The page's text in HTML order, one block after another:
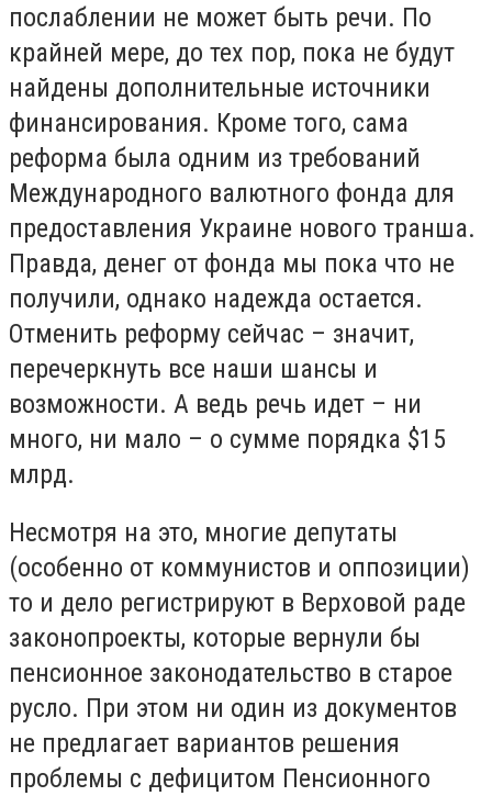
послаблении не может быть речи. По
крайней мере, до тех пор, пока не будут
найдены дополнительные источники
финансирования. Кроме того, сама
реформа была одним из требований
Международного валютного фонда для
предоставления Украине нового транша.
Правда, денег от фонда мы пока что не
получили, однако надежда остается.
Отменить реформу сейчас – значит,
перечеркнуть все наши шансы и
возможности. А ведь речь идет – ни
много, ни мало – о сумме порядка $15
млрд.
Несмотря на это, многие депутаты
(особенно от коммунистов и оппозиции)
то и дело регистрируют в Верховой раде
законопроекты, которые вернули бы
пенсионное законодательство в старое
русло. При этом ни один из документов
не предлагает вариантов решения
проблемы с дефицитом Пенсионного